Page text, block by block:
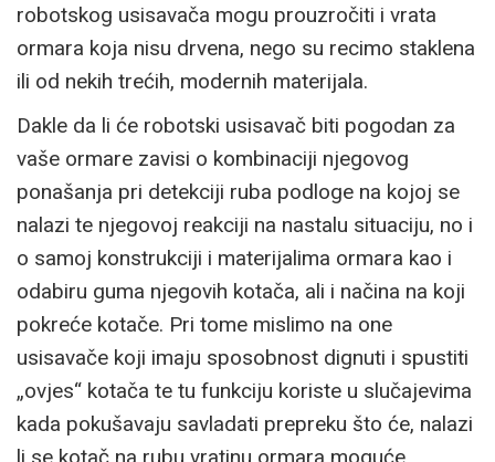
robotskog usisavača mogu prouzročiti i vrata
ormara koja nisu drvena, nego su recimo staklena
ili od nekih trećih, modernih materijala.
Dakle da li će robotski usisavač biti pogodan za
vaše ormare zavisi o kombinaciji njegovog
ponašanja pri detekciji ruba podloge na kojoj se
nalazi te njegovoj reakciji na nastalu situaciju, no i
o samoj konstrukciji i materijalima ormara kao i
odabiru guma njegovih kotača, ali i načina na koji
pokreće kotače. Pri tome mislimo na one
usisavače koji imaju sposobnost dignuti i spustiti
„ovjes“ kotača te tu funkciju koriste u slučajevima
kada pokušavaju savladati prepreku što će, nalazi
li se kotač na rubu vratinu ormara moguće